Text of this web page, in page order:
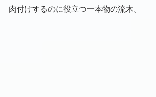
肉付けするのに役立つ一本物の流木。